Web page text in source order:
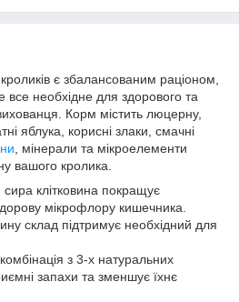
є збалансованим раціоном,
все необхідне для здорового та
Корм містить люцерну,
яблука, корисні злаки, смачні
, мінерали та мікроелементи
вашого кролика.
сира клітковина покращує
мікрофлору кишечника.
склад підтримує необхідний для
з 3-х натуральних
запахи та зменшує їхнє